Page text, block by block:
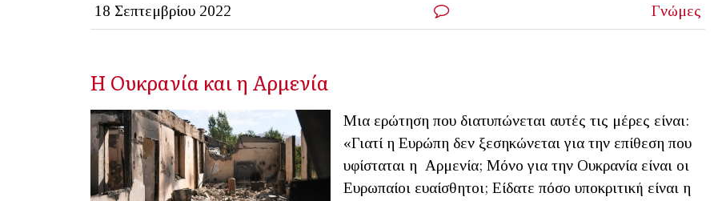
18 Σεπτεμβρίου 2022 Γνώμες
Η Ουκρανία και η Αρμενία
Μια ερώτηση που διατυπώνεται αυτές τις μέρες είναι:
«Γιατί η Ευρώπη δεν ξεσηκώνεται για την επίθεση που
υφίσταται η Αρμενία; Μόνο για την Ουκρανία είναι οι
Ευρωπαίοι ευαίσθητοι; Είδατε πόσο υποκριτική είναι η